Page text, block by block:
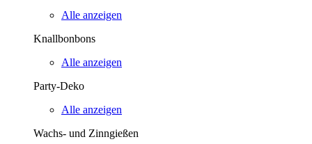
Alle anzeigen
Knallbonbons
Alle anzeigen
Party-Deko
Alle anzeigen
Wachs- und Zinngießen